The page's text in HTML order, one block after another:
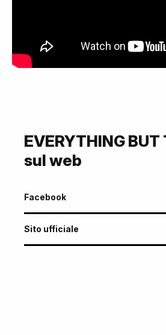
EVERYTHING BUT
sul web
Facebook
Sito ufficiale